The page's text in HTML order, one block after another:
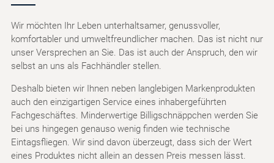
Wir möchten Ihr Leben unterhaltsamer, genussvoller,
komfortabler und umweltfreundlicher machen. Das ist nicht nur
unser Versprechen an Sie. Das ist auch der Anspruch, den wir
selbst an uns als Fachhändler stellen.
Deshalb bieten wir Ihnen neben langlebigen Markenprodukten
auch den einzigartigen Service eines inhabergeführten
Fachgeschäftes. Minderwertige Billigschnäppchen werden Sie
bei uns hingegen genauso wenig finden wie technische
Eintagsfliegen. Wir sind davon überzeugt, dass sich der Wert
eines Produktes nicht allein an dessen Preis messen lässt.